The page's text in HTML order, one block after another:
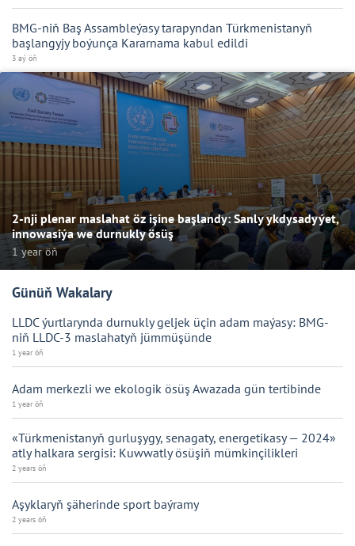
BMG-niň Baş Assambleýasy tarapyndan Türkmenistanyň
başlangyjy boýunça Kararnama kabul edildi
3 aý öň
2-nji plenar maslahat öz işine başlandy: Sanly ykdysadyýet,
innowasiýa we durnukly ösüş
1 year öň
Günüň Wakalary
LLDC ýurtlarynda durnukly geljek üçin adam maýasy: BMG-
niň LLDC-3 maslahatyň jümmüşünde
1 year öň
Adam merkezli we ekologik ösüş Awazada gün tertibinde
1 year öň
«Türkmenistanyň gurluşygy, senagaty, energetikasy — 2024»
atly halkara sergisi: Kuwwatly ösüşiň mümkinçilikleri
2 years öň
Aşyklaryň şäherinde sport baýramy
2 years öň